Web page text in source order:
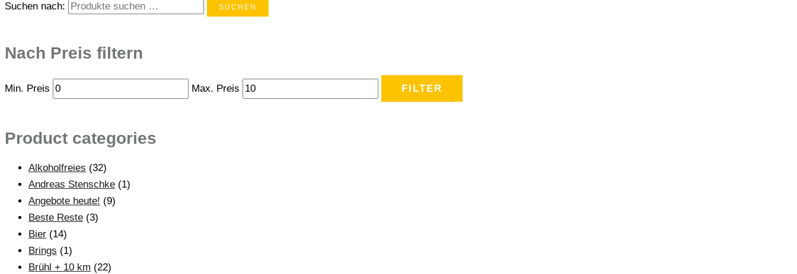
Suchen nach: SUCHEN
Nach Preis filtern
Min. Preis Max. Preis FILTER
Product categories
Alkoholfreies (32)
Andreas Stenschke (1)
Angebote heute! (9)
Beste Reste (3)
Bier (14)
Brings (1)
Brühl + 10 km (22)